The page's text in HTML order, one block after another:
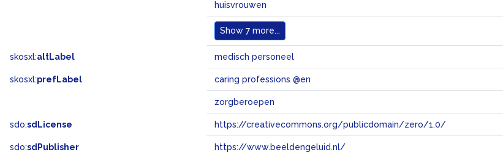
huisvrouwen
Show 7 more...
skosxl:altLabel medisch personeel
skosxl:prefLabel caring professions @en
zorgberoepen
sdo:sdLicense https://creativecommons.org/publicdomain/zero/1.0/
sdo:sdPublisher https://www.beeldengeluid.nl/